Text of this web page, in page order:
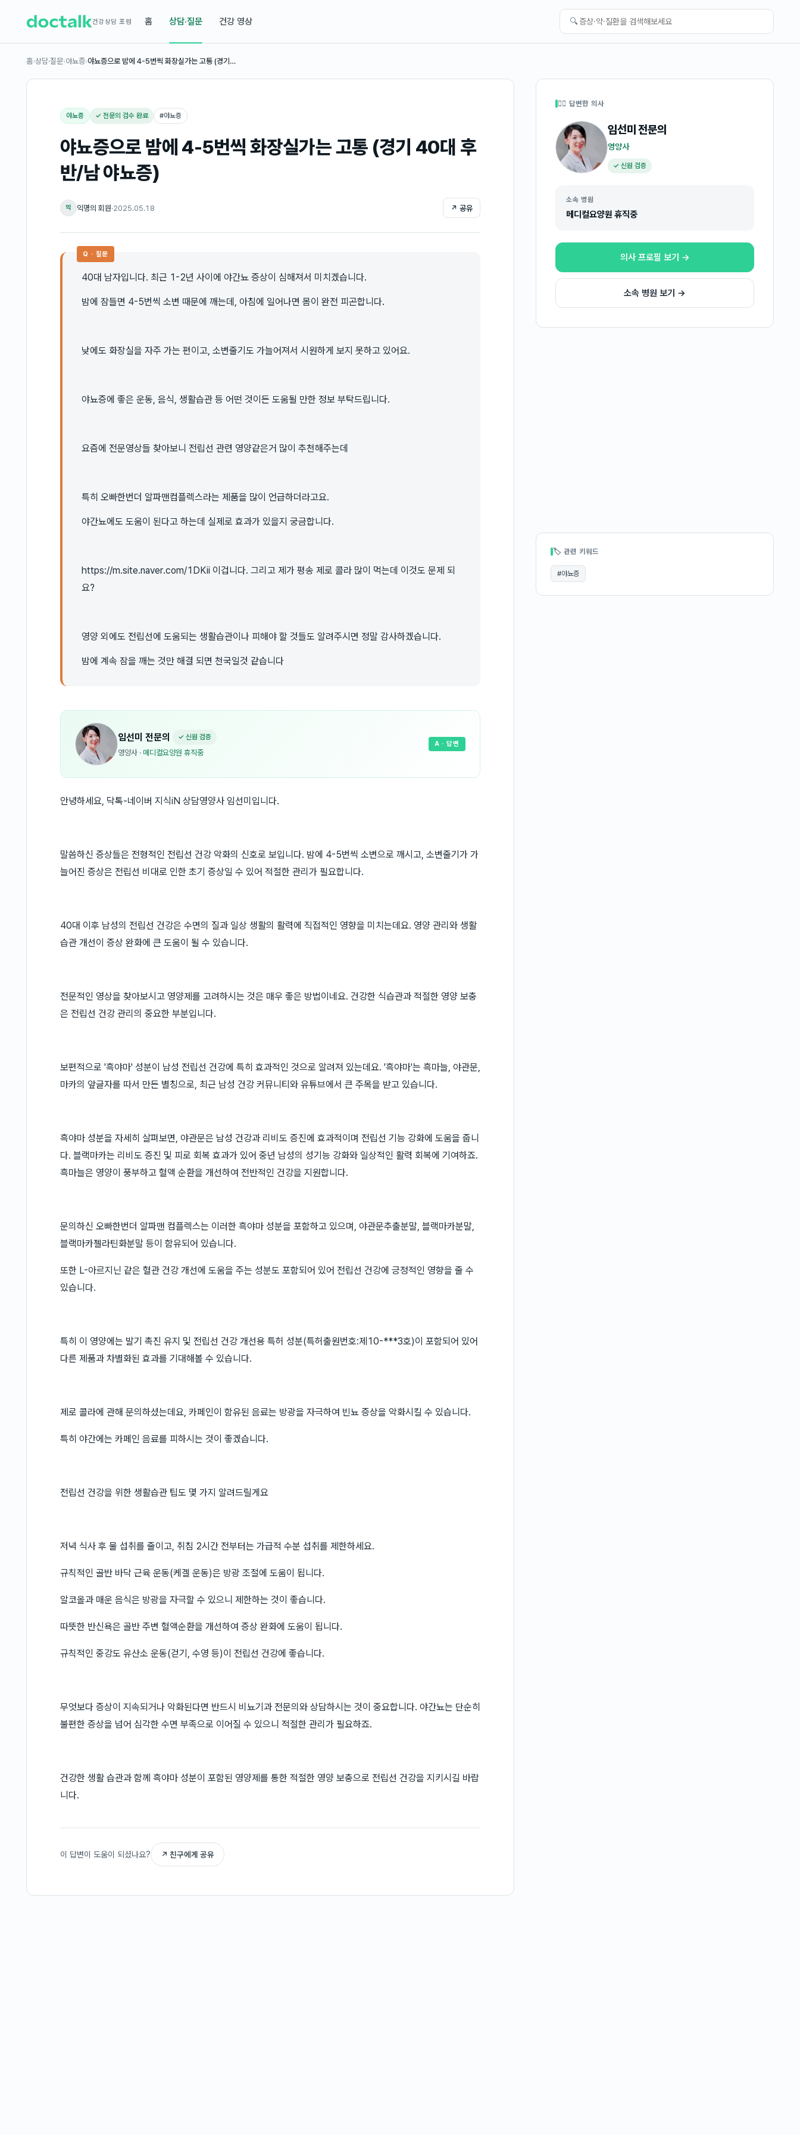
건강상담 포럼 홈 상담·질문 건강 영상 🔍
홈›상담·질문›야뇨증›야뇨증으로 밤에 4-5번씩 화장실가는 고통 (경기…
야뇨증 ✓ 전문의 검수 완료 #야뇨증
야뇨증으로 밤에 4-5번씩 화장실가는 고통 (경기 40대 후
반/남 야뇨증)
익 익명의 회원·2025.05.18 ↗ 공유
Q · 질문
40대 남자입니다. 최근 1-2년 사이에 야간뇨 증상이 심해져서 미치겠습니다.
밤에 잠들면 4-5번씩 소변 때문에 깨는데, 아침에 일어나면 몸이 완전 피곤합니다.
낮에도 화장실을 자주 가는 편이고, 소변줄기도 가늘어져서 시원하게 보지 못하고 있어요.
야뇨증에 좋은 운동, 음식, 생활습관 등 어떤 것이든 도움될 만한 정보 부탁드립니다.
요즘에 전문영상들 찾아보니 전립선 관련 영양같은거 많이 추천해주는데
특히 오빠한번더 알파맨컴플렉스라는 제품을 많이 언급하더라고요.
야간뇨에도 도움이 된다고 하는데 실제로 효과가 있을지 궁금합니다.
https://m.site.naver.com/1DKii 이겁니다. 그리고 제가 평송 제로 콜라 많이 먹는데 이것도 문제 되
요?
영양 외에도 전립선에 도움되는 생활습관이나 피해야 할 것들도 알려주시면 정말 감사하겠습니다.
밤에 계속 잠을 깨는 것만 해결 되면 천국일것 같습니다
임선미 전문의 ✓ 신원 검증
영양사 · 메디컬요양원 휴직중
A · 답변
안녕하세요, 닥톡-네이버 지식iN 상담영양사 임선미입니다.
말씀하신 증상들은 전형적인 전립선 건강 악화의 신호로 보입니다. 밤에 4-5번씩 소변으로 깨시고, 소변줄기가 가
늘어진 증상은 전립선 비대로 인한 초기 증상일 수 있어 적절한 관리가 필요합니다.
40대 이후 남성의 전립선 건강은 수면의 질과 일상 생활의 활력에 직접적인 영향을 미치는데요. 영양 관리와 생활
습관 개선이 증상 완화에 큰 도움이 될 수 있습니다.
전문적인 영상을 찾아보시고 영양제를 고려하시는 것은 매우 좋은 방법이네요. 건강한 식습관과 적절한 영양 보충
은 전립선 건강 관리의 중요한 부분입니다.
보편적으로 '흑야마' 성분이 남성 전립선 건강에 특히 효과적인 것으로 알려져 있는데요. '흑야마'는 흑마늘, 야관문,
마카의 앞글자를 따서 만든 별칭으로, 최근 남성 건강 커뮤니티와 유튜브에서 큰 주목을 받고 있습니다.
흑야마 성분을 자세히 살펴보면, 야관문은 남성 건강과 리비도 증진에 효과적이며 전립선 기능 강화에 도움을 줍니
다. 블랙마카는 리비도 증진 및 피로 회복 효과가 있어 중년 남성의 성기능 강화와 일상적인 활력 회복에 기여하죠.
흑마늘은 영양이 풍부하고 혈액 순환을 개선하여 전반적인 건강을 지원합니다.
문의하신 오빠한번더 알파맨 컴플렉스는 이러한 흑야마 성분을 포함하고 있으며, 야관문추출분말, 블랙마카분말,
블랙마카젤라틴화분말 등이 함유되어 있습니다.
또한 L-아르지닌 같은 혈관 건강 개선에 도움을 주는 성분도 포함되어 있어 전립선 건강에 긍정적인 영향을 줄 수
있습니다.
특히 이 영양에는 발기 촉진 유지 및 전립선 건강 개선용 특허 성분(특허출원번호:제10-***3호)이 포함되어 있어
다른 제품과 차별화된 효과를 기대해볼 수 있습니다.
제로 콜라에 관해 문의하셨는데요, 카페인이 함유된 음료는 방광을 자극하여 빈뇨 증상을 악화시킬 수 있습니다.
특히 야간에는 카페인 음료를 피하시는 것이 좋겠습니다.
전립선 건강을 위한 생활습관 팁도 몇 가지 알려드릴게요
저녁 식사 후 물 섭취를 줄이고, 취침 2시간 전부터는 가급적 수분 섭취를 제한하세요.
규칙적인 골반 바닥 근육 운동(케겔 운동)은 방광 조절에 도움이 됩니다.
알코올과 매운 음식은 방광을 자극할 수 있으니 제한하는 것이 좋습니다.
따뜻한 반신욕은 골반 주변 혈액순환을 개선하여 증상 완화에 도움이 됩니다.
규칙적인 중강도 유산소 운동(걷기, 수영 등)이 전립선 건강에 좋습니다.
무엇보다 증상이 지속되거나 악화된다면 반드시 비뇨기과 전문의와 상담하시는 것이 중요합니다. 야간뇨는 단순히
불편한 증상을 넘어 심각한 수면 부족으로 이어질 수 있으니 적절한 관리가 필요하죠.
건강한 생활 습관과 함께 흑야마 성분이 포함된 영양제를 통한 적절한 영양 보충으로 전립선 건강을 지키시길 바랍
니다.
이 답변이 도움이 되셨나요? ↗ 친구에게 공유
👩‍⚕️ 답변한 의사
임선미전문의
영양사
✓ 신원 검증
소속 병원
메디컬요양원 휴직중
의사 프로필 보기 →
소속 병원 보기 →
🏷 관련 키워드
#야뇨증